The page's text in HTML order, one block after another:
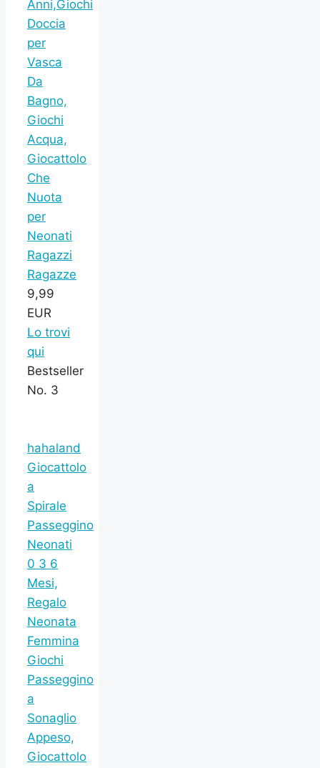
Anni,Giochi
Doccia
per
Vasca
Da
Bagno,
Giochi
Acqua,
Giocattolo
Che
Nuota
per
Neonati
Ragazzi
Ragazze
9,99
EUR
Lo trovi
qui
Bestseller
No. 3
hahaland
Giocattolo
a
Spirale
Passeggino
Neonati
0 3 6
Mesi,
Regalo
Neonata
Femmina
Giochi
Passeggino
a
Sonaglio
Appeso,
Giocattolo